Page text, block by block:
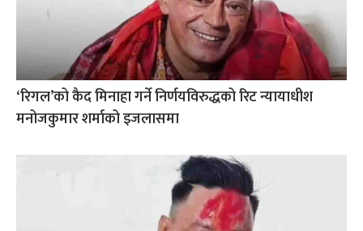
‘रिगल’को कैद मिनाहा गर्ने निर्णयविरुद्धको रिट न्यायाधीश
मनोजकुमार शर्माको इजलासमा